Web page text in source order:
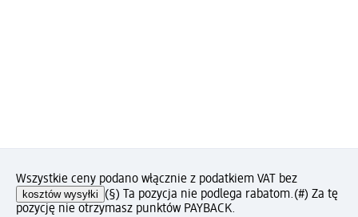
Wszystkie ceny podano włącznie z podatkiem VAT bez
kosztów wysyłki (§) Ta pozycja nie podlega rabatom.(#) Za tę
pozycję nie otrzymasz punktów PAYBACK.